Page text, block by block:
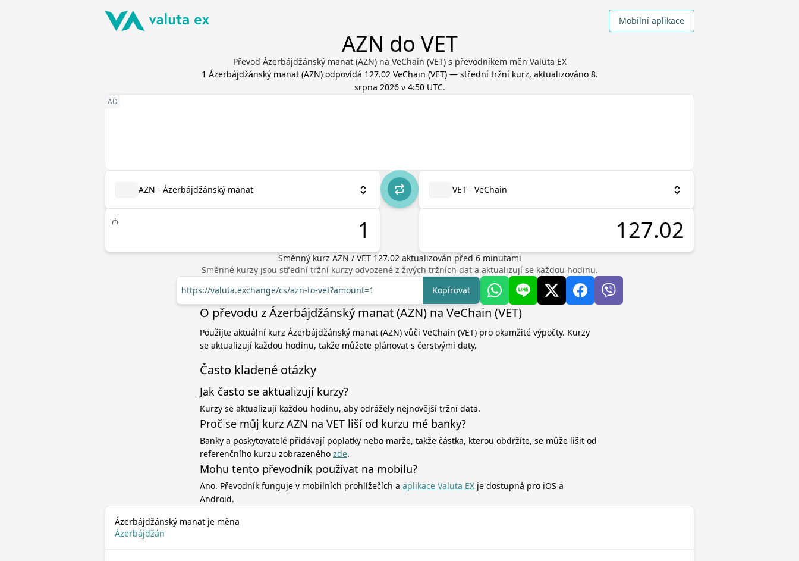
Mobilní aplikace
AZN do VET
Převod Ázerbájdžánský manat (AZN) na VeChain (VET) s převodníkem měn Valuta EX
1 Ázerbájdžánský manat(AZN) odpovídá 127.02 VeChain (VET) — střední tržní kurz, aktualizováno 8.
srpna 2026 v 4:50 UTC.
AZN - Ázerbájdžánský manat
₼
VET - VeChain
Směnný kurz AZN / VET 127.02 aktualizován před 6minutami
Směnné kurzy jsou střední tržní kurzy odvozené z živých tržních dat a aktualizují se každou hodinu.
https://valuta.exchange/cs/azn-to-vet?amount=1
Kopírovat
O převodu z Ázerbájdžánský manat (AZN) na VeChain (VET)
Použijte aktuální kurz Ázerbájdžánský manat (AZN) vůči VeChain (VET) pro okamžité výpočty. Kurzy
se aktualizují každou hodinu, takže můžete plánovat s čerstvými daty.
Často kladené otázky
Jak často se aktualizují kurzy?
Kurzy se aktualizují každou hodinu, aby odrážely nejnovější tržní data.
Proč se můj kurz AZN na VET liší od kurzu mé banky?
Banky a poskytovatelé přidávají poplatky nebo marže, takže částka, kterou obdržíte, se může lišit od
referenčního kurzu zobrazeného zde.
Mohu tento převodník používat na mobilu?
Ano. Převodník funguje v mobilních prohlížečích a aplikace Valuta EX je dostupná pro iOS a
Android.
Ázerbájdžánský manat je měna
Ázerbájdžán